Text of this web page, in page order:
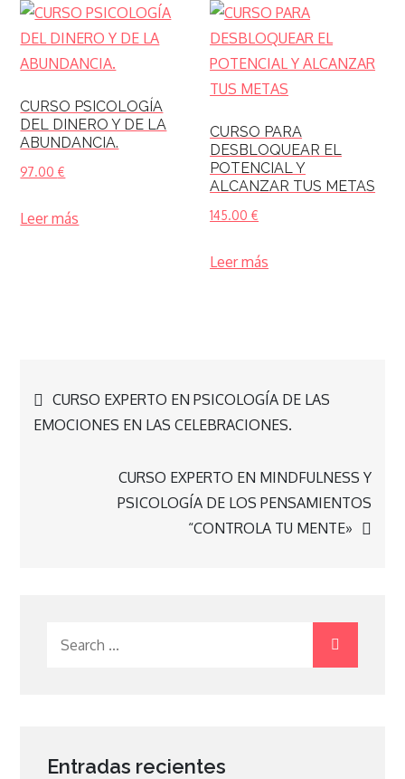
CURSO PSICOLOGÍA
DEL DINERO Y DE LA
ABUNDANCIA.
97.00 €
Leer más
CURSO PARA
DESBLOQUEAR EL
POTENCIAL Y
ALCANZAR TUS METAS
145.00 €
Leer más
Navegación
de
entradas
CURSO EXPERTO EN PSICOLOGÍA DE LAS
EMOCIONES EN LAS CELEBRACIONES.
CURSO EXPERTO EN MINDFULNESS Y
PSICOLOGÍA DE LOS PENSAMIENTOS
“CONTROLA TU MENTE»
Entradas recientes